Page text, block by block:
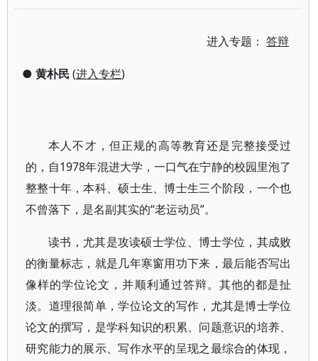
进入专题：答辩
● 黄朴民(进入专栏)
本人不才，但正规的高等教育还是完整接受过
的，自1978年混进大学，一口气在宁静的校园里泡了
整整十年，本科、硕士生、博士生三个阶段，一个也
不曾落下，是名副其实的“老运动员”。
读书，尤其是攻读硕士学位、博士学位，其成败
的衡量标志，就是几年寒窗用功下来，最后能否写出
像样的学位论文，并顺利通过答辩。其他的都是扯
淡。道理很简单，学位论文的写作，尤其是博士学位
论文的撰写，是学科知识的积累、问题意识的培养、
研究能力的展示、写作水平的呈现之最综合的体现，